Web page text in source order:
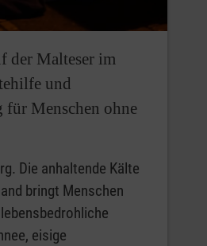
der Malteser im
und
für Menschen ohne
Die anhaltende Kälte
bringt Menschen
eisige